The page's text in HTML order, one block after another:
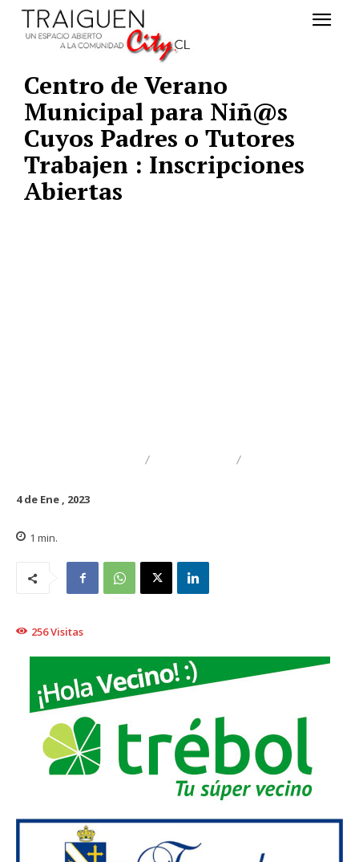
Centro de Verano
Municipal para Niñ@s
Cuyos Padres o Tutores
Trabajen : Inscripciones
Abiertas
4 de Ene , 2023
1 min.
256Visitas